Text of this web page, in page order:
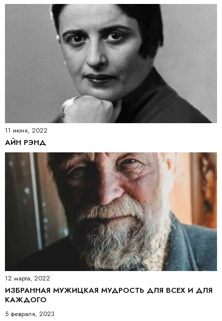
11 июня, 2022
АЙН РЭНД
12 марта, 2022
ИЗБРАННАЯ МУЖИЦКАЯ МУДРОСТЬ ДЛЯ ВСЕХ И ДЛЯ
КАЖДОГО
5 февраля, 2023